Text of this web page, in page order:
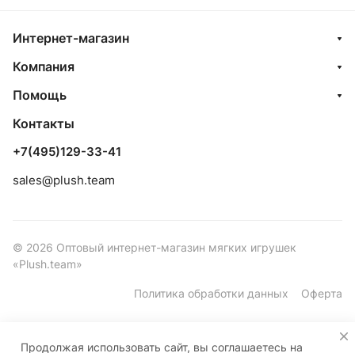
Интернет-магазин
Компания
Помощь
Контакты
+7(495)129-33-41
sales@plush.team
© 2026 Оптовый интернет-магазин мягких игрушек
«Plush.team»
Политика обработки данных Оферта
Продолжая использовать сайт, вы соглашаетесь на